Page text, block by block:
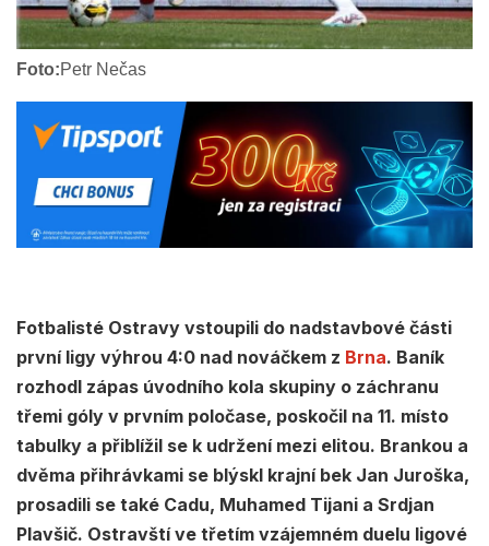
Foto:Petr Nečas
Fotbalisté Ostravy vstoupili do nadstavbové části
první ligy výhrou 4:0 nad nováčkem z Brna. Baník
rozhodl zápas úvodního kola skupiny o záchranu
třemi góly v prvním poločase, poskočil na 11. místo
tabulky a přiblížil se k udržení mezi elitou. Brankou a
dvěma přihrávkami se blýskl krajní bek Jan Juroška,
prosadili se také Cadu, Muhamed Tijani a Srdjan
Plavšič. Ostravští ve třetím vzájemném duelu ligové